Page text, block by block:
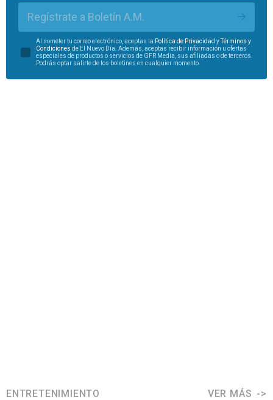
Regístrate a Boletín A.M.
Al someter tu correo electrónico, aceptas la Política de Privacidad yTérminos y
Condiciones de El Nuevo Día. Además, aceptas recibir información u ofertas
especiales de productos o servicios de GFR Media, sus afiliadas o de terceros.
Podrás optar salirte de los boletines en cualquier momento.
ENTRETENIMIENTO VER MÁS